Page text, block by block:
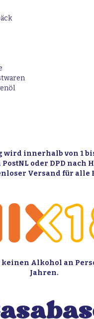
wird innerhalb von 1
oder DPD nach
Versand für alle
Alkohol an
Jahren.